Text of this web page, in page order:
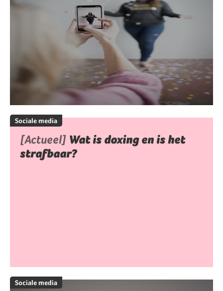
Sociale media
[Actueel] Wat is doxing en is het
strafbaar?
Sociale media